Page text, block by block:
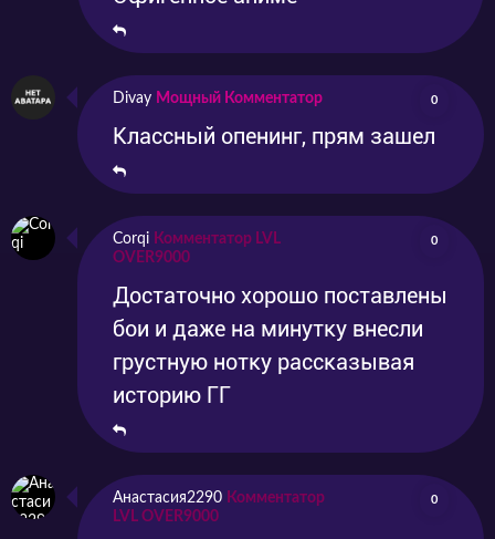
Divay Мощный Комментатор 0
Классный опенинг, прям зашел
Corqi Комментатор LVL
OVER9000
0
Достаточно хорошо поставлены
бои и даже на минутку внесли
грустную нотку рассказывая
историю ГГ
Анастасия2290 Комментатор
LVL OVER9000
0